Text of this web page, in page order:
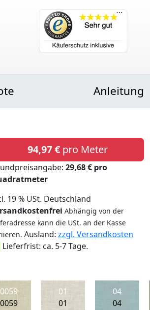
Anleitung
94,97 €pro Meter
29,68 € pro
19 % USt. Deutschland
Abhängig von der
kann die USt. an der Kasse
Ausland: zzgl. Versandkosten
ca. 5-7 Tage.
0059
0059
01
01
04
04